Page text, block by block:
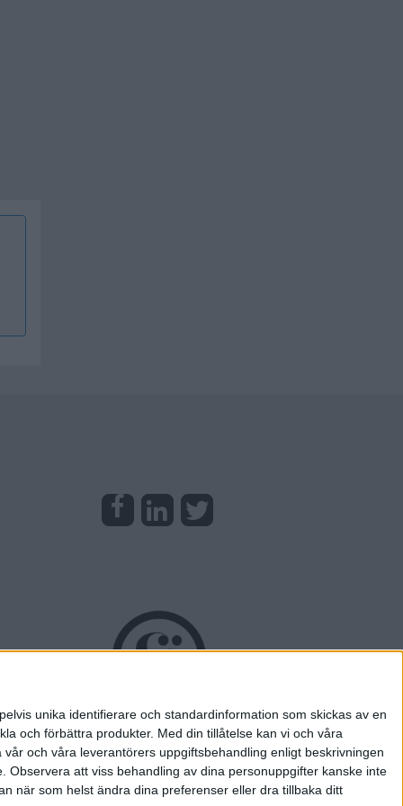
unika identifierare och standardinformation som skickas av en
och förbättra produkter. Med din tillåtelse kan vi och våra
och våra leverantörers uppgiftsbehandling enligt beskrivningen
Observera att viss behandling av dina personuppgifter kanske inte
när som helst ändra dina preferenser eller dra tillbaka ditt